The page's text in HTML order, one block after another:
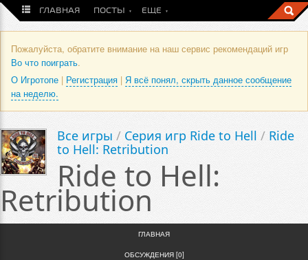
ГЛАВНАЯ ПОСТЫ ЕЩЕ
Пожалуйста, обратите внимание на наш сервис рекомендаций игр
Во что поиграть.
О Игротопе | Регистрация | Я всё понял, скрыть данное сообщение
на неделю.
Все игры / Серия игр Ride to Hell / Ride
to Hell: Retribution
Ride to Hell:
Retribution
ГЛАВНАЯ
ОБСУЖДЕНИЯ [0]